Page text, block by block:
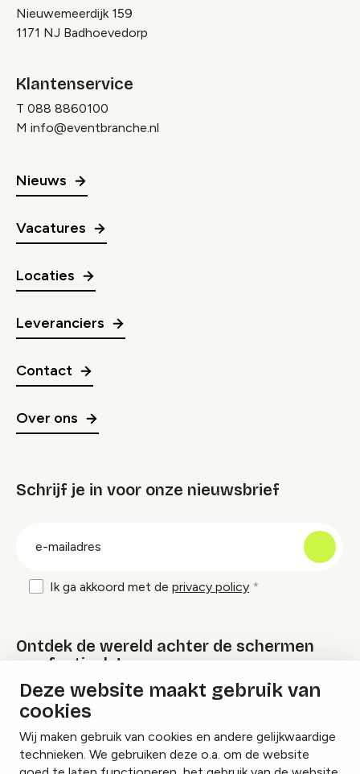
Deze website maakt gebruik van
cookies
Wij maken gebruik van cookies en andere gelijkwaardige
technieken. We gebruiken deze o.a. om de website
Nieuwemeerdijk 159
1171 NJ Badhoevedorp
Klantenservice
T 088 8860100
M info@eventbranche.nl
Nieuws
Vacatures
Locaties
Leveranciers
Contact
Over ons
Schrijf je in voor onze nieuwsbrief
Ik ga akkoord met de privacy policy
Ontdek de wereld achter de schermen
van festivals!
Lees onze Festival Specials